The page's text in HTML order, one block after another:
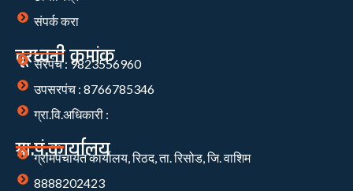
संपर्क करा
दूरध्वनी क्रमांक
सरपंच : 9823556960
उपसरपंच : 8766785346
ग्रा.वि.अधिकारी :
ग्रा.पं.कार्यालय
ग्रामपंचायत कार्यालय, रिठद, ता. रिसोड, जि. वाशिम
8888202423